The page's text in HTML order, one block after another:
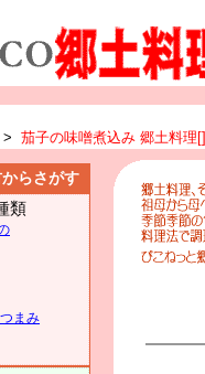
> 茄子の味噌煮込み 郷土料理[]
らさがす
類
まみ